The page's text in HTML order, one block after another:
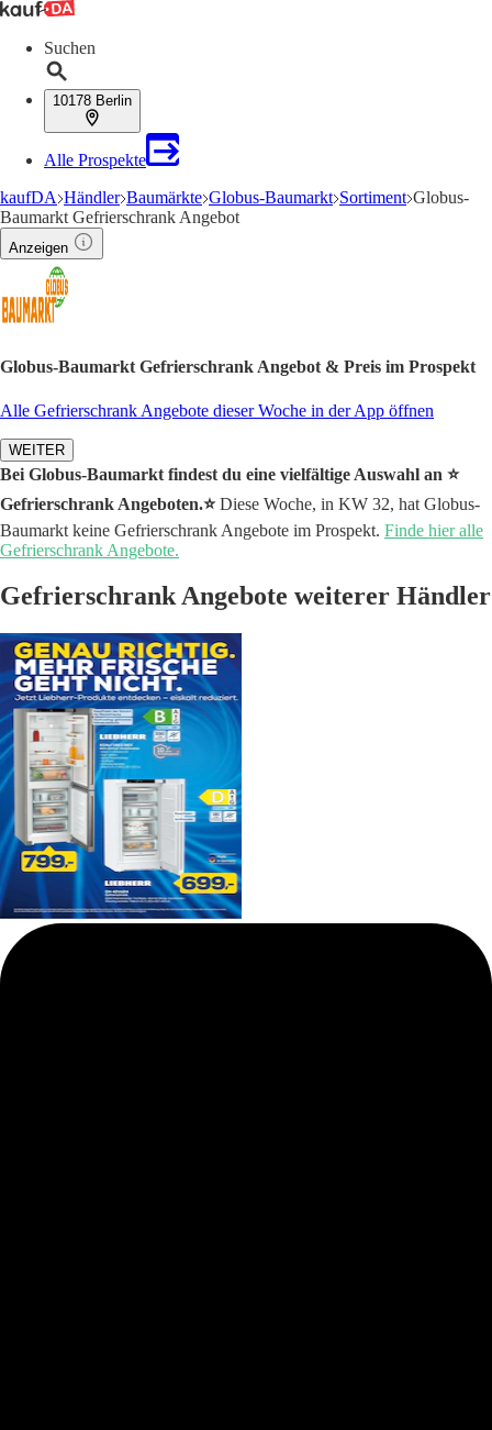
Suchen
10178 Berlin
Alle Prospekte
kaufDA Händler Baumärkte Globus-Baumarkt Sortiment Globus-
Baumarkt Gefrierschrank Angebot
Anzeigen
Globus-Baumarkt Gefrierschrank Angebot & Preis im Prospekt
Alle Gefrierschrank Angebote dieser Woche in der App öffnen
WEITER
Bei Globus-Baumarkt findest du eine vielfältige Auswahl an ⭐️
Gefrierschrank Angeboten.⭐️Diese Woche, in KW 32, hat Globus-
Baumarkt keine Gefrierschrank Angebote im Prospekt. Finde hier alle
Gefrierschrank Angebote.
Gefrierschrank Angebote weiterer Händler